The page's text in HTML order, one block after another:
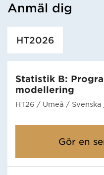
Anmäl dig
Har hämtat utbildning.
HT2026
Statistik B:
modellering
HT26 / Umeå / Svenska
Gör en